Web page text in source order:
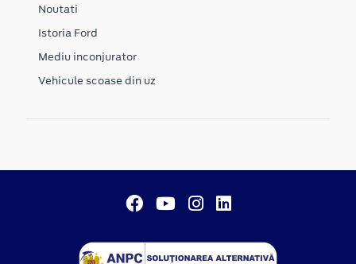
Noutati
Istoria Ford
Mediu inconjurator
Vehicule scoase din uz